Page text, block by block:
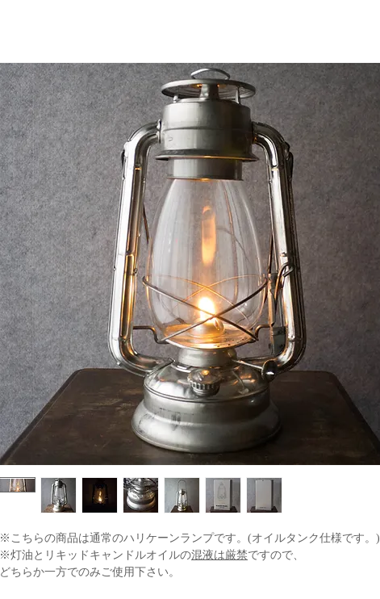
※こちらの商品は通常のハリケーンランプです。(オイルタンク仕様です。)
※灯油とリキッドキャンドルオイルの混液は厳禁ですので、
どちらか一方でのみご使用下さい。